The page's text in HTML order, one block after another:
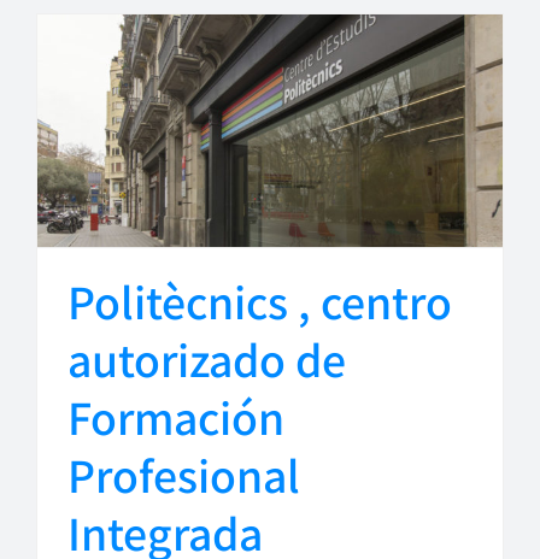
Politècnics , centro
autorizado de
Formación
Profesional
Integrada